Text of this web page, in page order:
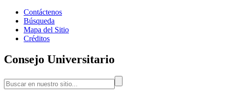
Contáctenos
Búsqueda
Mapa del Sitio
Créditos
Consejo Universitario